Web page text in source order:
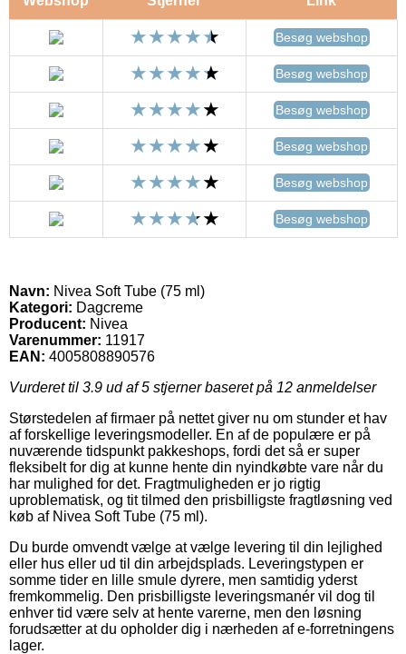
Besøg webshop
Besøg webshop
Besøg webshop
Besøg webshop
Besøg webshop
Besøg webshop
Navn: Nivea Soft Tube (75 ml)
Kategori: Dagcreme
Producent: Nivea
Varenummer: 11917
EAN: 4005808890576
Vurderet til 3.9 ud af 5 stjerner baseret på 12 anmeldelser
Størstedelen af firmaer på nettet giver nu om stunder et hav
af forskellige leveringsmodeller. En af de populære er på
nuværende tidspunkt pakkeshops, fordi det så er super
fleksibelt for dig at kunne hente din nyindkøbte vare når du
har mulighed for det. Fragtmuligheden er jo rigtig
uproblematisk, og tit tilmed den prisbilligste fragtløsning ved
køb af Nivea Soft Tube (75 ml).
Du burde omvendt vælge at vælge levering til din lejlighed
eller hus eller ud til din arbejdsplads. Leveringstypen er
somme tider en lille smule dyrere, men samtidig yderst
fremkommelig. Den prisbilligste leveringsmanér vil dog til
enhver tid være selv at hente varerne, men den løsning
forudsætter at du opholder dig i nærheden af e-forretningens
lager.